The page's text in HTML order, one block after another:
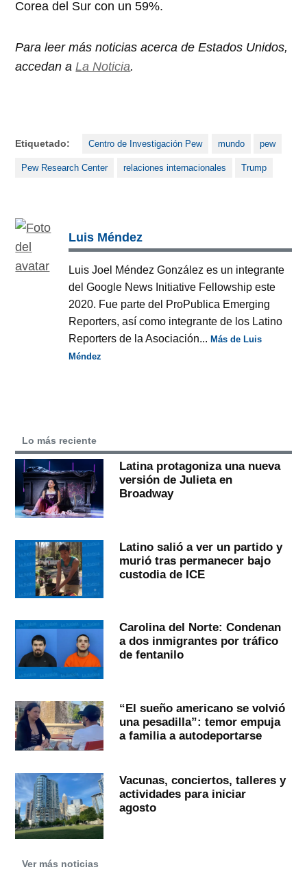
Corea del Sur con un 59%.
Para leer más noticias acerca de Estados Unidos,
accedan a La Noticia.
Etiquetado: Centro de Investigación Pew mundo pew
Pew Research Center relaciones internacionales Trump
Luis Méndez
Luis Joel Méndez González es un integrante
del Google News Initiative Fellowship este
2020. Fue parte del ProPublica Emerging
Reporters, así como integrante de los Latino
Reporters de la Asociación...Más de Luis
Méndez
Lo más reciente
Latina protagoniza una nueva
versión de Julieta en
Broadway
Latino salió a ver un partido y
murió tras permanecer bajo
custodia de ICE
Carolina del Norte: Condenan
a dos inmigrantes por tráfico
de fentanilo
“El sueño americano se volvió
una pesadilla”: temor empuja
a familia a autodeportarse
Vacunas, conciertos, talleres y
actividades para iniciar
agosto
Ver más noticias